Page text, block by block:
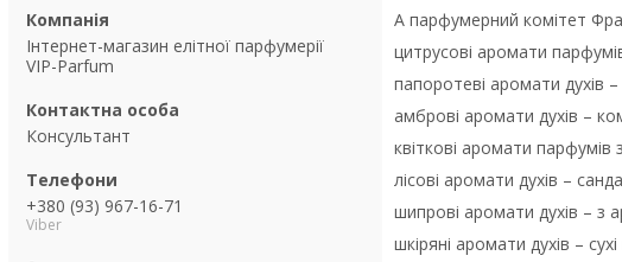
Інтернет-магазин елітної парфумерії
VIP-Parfum
Консультант
+380 (93) 967-16-71
Viber
А парфумерний комітет
цитрусові аромати
папоротеві аромати духів
амброві аромати духів –
квіткові аромати парфумів
лісові аромати духів –
шипрові аромати духів – з
шкіряні аромати духів –